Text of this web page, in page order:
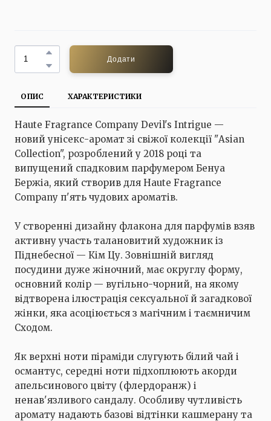
Додати
ОПИС ХАРАКТЕРИСТИКИ
Haute Fragrance Company Devil's Intrigue —
новий унісекс-аромат зі свіжої колекції "Asian
Collection", розроблений у 2018 році та
випущений спадковим парфумером Бенуа
Бержіа, який створив для Haute Fragrance
Company п'ять чудових ароматів.
У створенні дизайну флакона для парфумів взяв
активну участь талановитий художник із
Піднебесної — Кім Цу. Зовнішній вигляд
посудини дуже жіночний, має округлу форму,
основний колір — вугільно-чорний, на якому
відтворена ілюстрація сексуальної й загадкової
жінки, яка асоціюється з магічним і таємничим
Сходом.
Як верхні ноти піраміди слугують білий чай і
османтус, середні ноти підхоплюють акорди
апельсинового цвіту (флердоранж) і
ненав'язливого сандалу. Особливу чутливість
аромату надають базові відтінки кашмерану та